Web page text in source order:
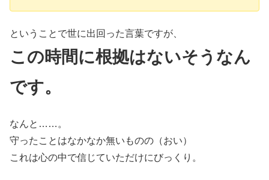
ということで世に出回った言葉ですが、
この時間に根拠はないそうなん
です。
なんと……。
守ったことはなかなか無いものの（おい）
これは心の中で信じていただけにびっくり。